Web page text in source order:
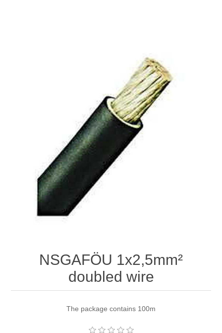
NSGAFÖU 1x2,5mm²
doubled wire
The package contains 100m